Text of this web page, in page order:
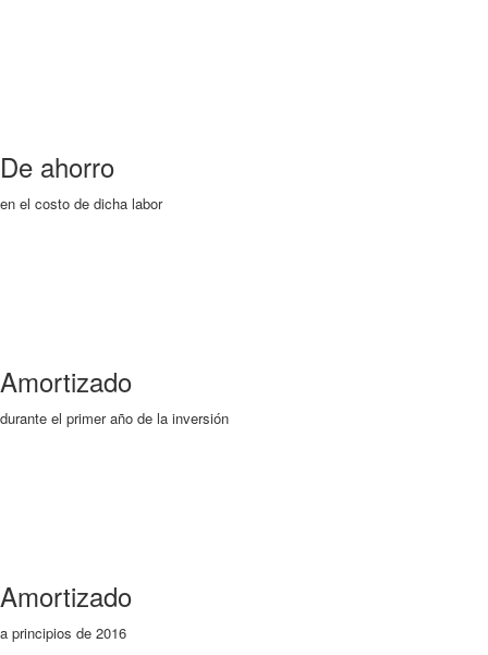
De ahorro
en el costo de dicha labor
Amortizado
durante el primer año de la inversión
Amortizado
a principios de 2016